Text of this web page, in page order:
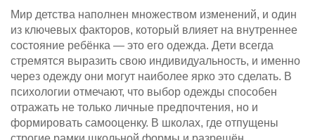
Мир детства наполнен множеством изменений, и один
из ключевых факторов, который влияет на внутреннее
состояние ребёнка — это его одежда. Дети всегда
стремятся выразить свою индивидуальность, и именно
через одежду они могут наиболее ярко это сделать. В
психологии отмечают, что выбор одежды способен
отражать не только личные предпочтения, но и
формировать самооценку. В школах, где отпущены